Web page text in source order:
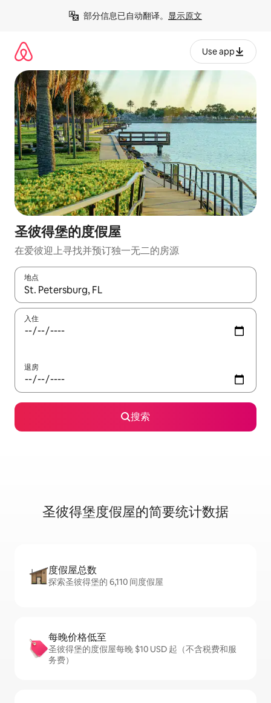
部分信息已自动翻译。 显示原文
Use app
圣彼得堡的度假屋
在爱彼迎上寻找并预订独一无二的房源
地点
如有搜索结果，请使用上下方向键查看，或通过点击或滑动手势
入住
退房
搜索
圣彼得堡度假屋的简要统计数据
度假屋总数
探索圣彼得堡的 6,110 间度假屋
每晚价格低至
圣彼得堡的度假屋每晚 $10 USD 起（不含税费和服
务费）